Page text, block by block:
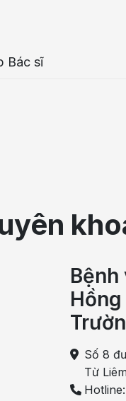
Bác sĩ
Số 8
Từ